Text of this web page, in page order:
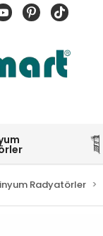
Radyatörler